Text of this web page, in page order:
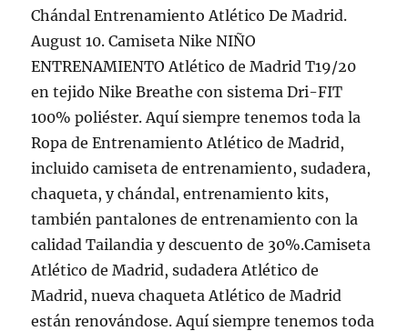
Chándal Entrenamiento Atlético De Madrid.
August 10. Camiseta Nike NIÑO
ENTRENAMIENTO Atlético de Madrid T19/20
en tejido Nike Breathe con sistema Dri-FIT
100% poliéster. Aquí siempre tenemos toda la
Ropa de Entrenamiento Atlético de Madrid,
incluido camiseta de entrenamiento, sudadera,
chaqueta, y chándal, entrenamiento kits,
también pantalones de entrenamiento con la
calidad Tailandia y descuento de 30%.Camiseta
Atlético de Madrid, sudadera Atlético de
Madrid, nueva chaqueta Atlético de Madrid
están renovándose. Aquí siempre tenemos toda